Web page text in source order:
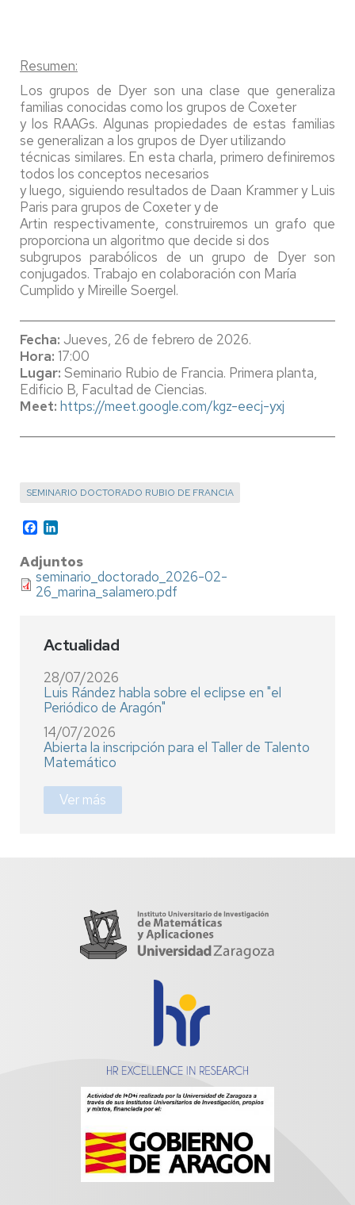
Resumen:
Los grupos de Dyer son una clase que generaliza
familias conocidas como los grupos de Coxeter
y los RAAGs. Algunas propiedades de estas familias
se generalizan a los grupos de Dyer utilizando
técnicas similares. En esta charla, primero definiremos
todos los conceptos necesarios
y luego, siguiendo resultados de Daan Krammer y Luis
Paris para grupos de Coxeter y de
Artin respectivamente, construiremos un grafo que
proporciona un algoritmo que decide si dos
subgrupos parabólicos de un grupo de Dyer son
conjugados. Trabajo en colaboración con María
Cumplido y Mireille Soergel.
Fecha: Jueves, 26 de febrero de 2026.
Hora: 17:00
Lugar: Seminario Rubio de Francia. Primera planta,
Edificio B, Facultad de Ciencias.
Meet: https://meet.google.com/kgz-eecj-yxj
SEMINARIO DOCTORADO RUBIO DE FRANCIA
Facebook
Adjuntos
seminario_doctorado_2026-02-
26_marina_salamero.pdf
Actualidad
28/07/2026
Luis Rández habla sobre el eclipse en "el
Periódico de Aragón"
14/07/2026
Abierta la inscripción para el Taller de Talento
Matemático
Ver más